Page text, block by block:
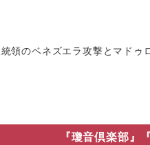
領のベネズエラ攻撃とマドゥ
『瓊音倶楽部』